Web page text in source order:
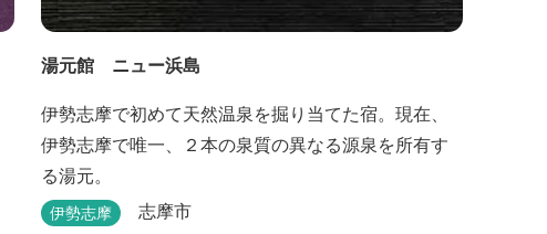
湯元館 ニュー浜島
伊勢志摩で初めて天然温泉を掘り当てた宿。現在、
伊勢志摩で唯一、２本の泉質の異なる源泉を所有す
る湯元。
伊勢志摩 志摩市